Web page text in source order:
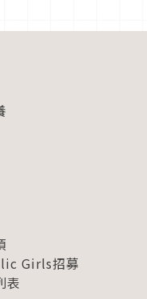
Girls招募
表